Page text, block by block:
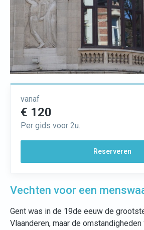
vanaf
€ 120
Per gids voor 2u.
Reserveren
Vechten voor een
Gent was in de 19de eeuw de
Vlaanderen, maar de